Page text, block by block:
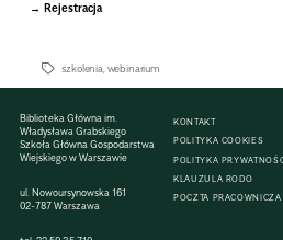
Rejestracja
szkolenia webinarium
Biblioteka Główna im.
Władysława Grabskiego
Szkoła Główna Gospodarstwa
Wiejskiego w Warszawie
ul. Nowoursynowska 161
02-787 Warszawa
KONTAKT
POLITYKA COOKIES
POLITYKA
KLAUZULA RODO
POCZTA PRACOWNICZA